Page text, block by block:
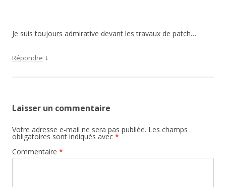
Je suis toujours admirative devant les travaux de patch…
Répondre ↓
Laisser un commentaire
Votre adresse e-mail ne sera pas publiée. Les champs
obligatoires sont indiqués avec *
Commentaire *